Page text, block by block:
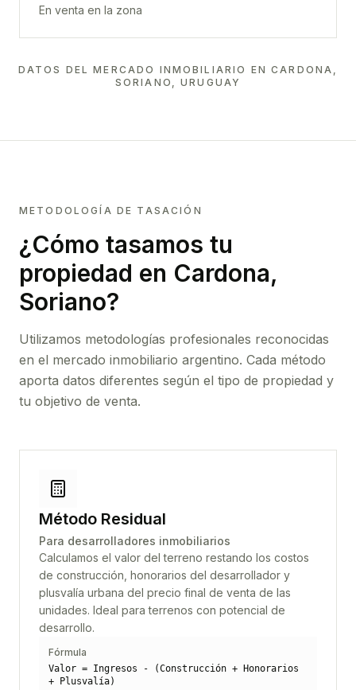
En venta en la zona
DATOS DEL MERCADO INMOBILIARIO ENCARDONA,
SORIANO, URUGUAY
METODOLOGÍA DE TASACIÓN
¿Cómo tasamos tu
propiedad en Cardona,
Soriano?
Utilizamos metodologías profesionales reconocidas
en el mercado inmobiliario argentino. Cada método
aporta datos diferentes según el tipo de propiedad y
tu objetivo de venta.
Método Residual
Para desarrolladores inmobiliarios
Calculamos el valor del terreno restando los costos
de construcción, honorarios del desarrollador y
plusvalía urbana del precio final de venta de las
unidades. Ideal para terrenos con potencial de
desarrollo.
Fórmula
Valor = Ingresos - (Construcción + Honorarios
+ Plusvalía)